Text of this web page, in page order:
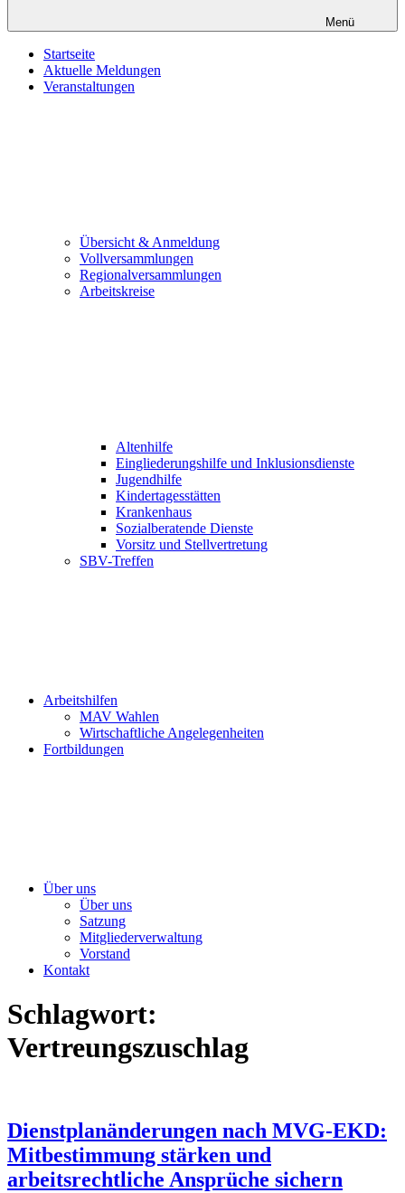
Menü
Startseite
Aktuelle Meldungen
Veranstaltungen
Übersicht & Anmeldung
Vollversammlungen
Regionalversammlungen
Arbeitskreise
Altenhilfe
Eingliederungshilfe und Inklusionsdienste
Jugendhilfe
Kindertagesstätten
Krankenhaus
Sozialberatende Dienste
Vorsitz und Stellvertretung
SBV-Treffen
Arbeitshilfen
MAV Wahlen
Wirtschaftliche Angelegenheiten
Fortbildungen
Über uns
Über uns
Satzung
Mitgliederverwaltung
Vorstand
Kontakt
Schlagwort:
Vertreungszuschlag
Dienstplanänderungen nach MVG-EKD:
Mitbestimmung stärken und
arbeitsrechtliche Ansprüche sichern